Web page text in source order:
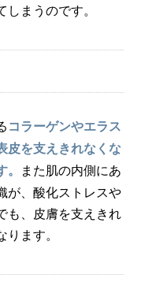
まうのです。
コラーゲンやエラス
皮を支えきれなくな
また肌の内側にあ
が、酸化ストレスや
も、皮膚を支えきれ
ます。